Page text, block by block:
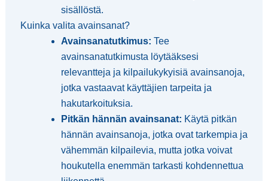
sisällöstä.
Kuinka valita avainsanat?
Avainsanatutkimus: Tee
avainsanatutkimusta löytääksesi
relevantteja ja kilpailukykyisiä avainsanoja,
jotka vastaavat käyttäjien tarpeita ja
hakutarkoituksia.
Pitkän hännän avainsanat: Käytä pitkän
hännän avainsanoja, jotka ovat tarkempia ja
vähemmän kilpailevia, mutta jotka voivat
houkutella enemmän tarkasti kohdennettua